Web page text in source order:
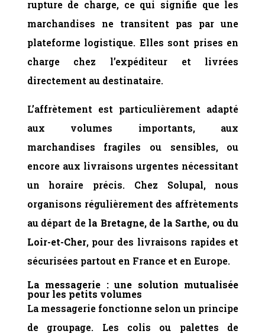
rupture de charge, ce qui signifie que les
marchandises ne transitent pas par une
plateforme logistique. Elles sont prises en
charge chez l’expéditeur et livrées
directement au destinataire.
L’affrètement est particulièrement adapté
aux volumes importants, aux
marchandises fragiles ou sensibles, ou
encore aux livraisons urgentes nécessitant
un horaire précis. Chez Solupal, nous
organisons régulièrement des affrètements
au départ de la Bretagne, de la Sarthe, ou du
Loir-et-Cher, pour des livraisons rapides et
sécurisées partout en France et en Europe.
La messagerie : une solution mutualisée
pour les petits volumes
La messagerie fonctionne selon un principe
de groupage. Les colis ou palettes de